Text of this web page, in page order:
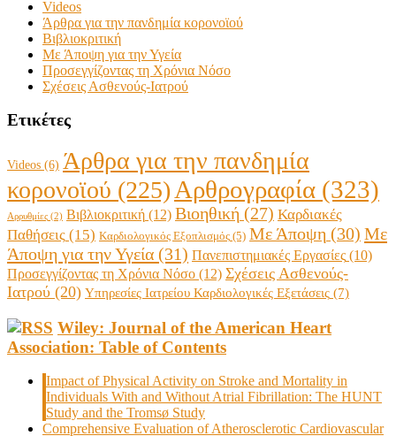
Videos
Άρθρα για την πανδημία κορονοϊού
Βιβλιοκριτική
Με Άποψη για την Υγεία
Προσεγγίζοντας τη Χρόνια Νόσο
Σχέσεις Ασθενούς-Ιατρού
Ετικέτες
Videos (6) Άρθρα για την πανδημία
κορονοϊού (225) Αρθρογραφία (323)
Αρρυθμίες (2) Βιβλιοκριτική (12) Βιοηθική (27) Καρδιακές
Παθήσεις (15) Καρδιολογικός Εξοπλισμός (5) Με Άποψη (30) Με
Άποψη για την Υγεία (31) Πανεπιστημιακές Εργασίες (10)
Προσεγγίζοντας τη Χρόνια Νόσο (12) Σχέσεις Ασθενούς-
Ιατρού (20) Υπηρεσίες Ιατρείου Καρδιολογικές Εξετάσεις (7)
Wiley: Journal of the American Heart
Association: Table of Contents
Impact of Physical Activity on Stroke and Mortality in
Individuals With and Without Atrial Fibrillation: The HUNT
Study and the Tromsø Study
Comprehensive Evaluation of Atherosclerotic Cardiovascular